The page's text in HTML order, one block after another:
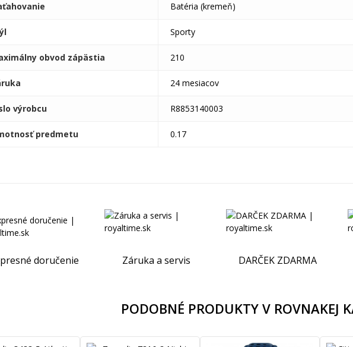
Batéria (kremeň)
Sporty
obvod zápästia 210
24 mesiacov
výrobcu R8853140003
predmetu 0.17
doručenie Záruka a servis DARČEK ZDARMA
PODOBNÉ PRODUKTY V ROVNAKEJ